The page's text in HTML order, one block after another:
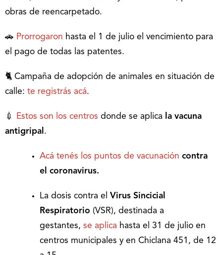
obras de reencarpetado.
🚗 Prorrogaron hasta el 1 de julio el vencimiento para
el pago de todas las patentes.
🐈 Campaña de adopción de animales en situación de
calle: te registrás acá.
💉 Estos son los centros donde se aplica
la vacuna
antigripal .
Acá tenés los puntos de vacunación contra
el coronavirus.
La dosis contra el Virus Sincicial
Respiratorio (VSR), destinada a
gestantes, se aplica hasta el 31 de julio en
centros municipales y en Chiclana 451, de 12